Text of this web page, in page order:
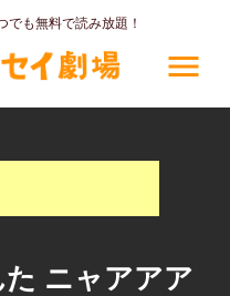
でも無料で読み放題！
menu
ニャアアア